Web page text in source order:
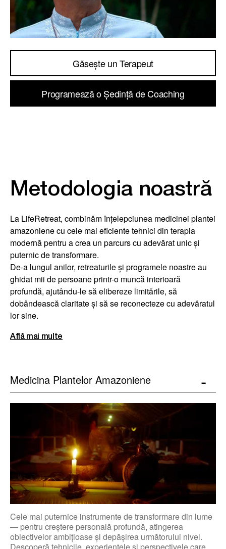
Găsește un Terapeut
Programează o Ședință de Coaching
Metodologia noastră
La LifeRetreat, combinăm înțelepciunea medicinei plantei
amazoniene cu cele mai eficiente tehnici din terapia
modernă pentru a crea un parcurs cu adevărat unic și
puternic de transformare.
De-a lungul anilor, retreaturile și programele noastre au
ghidat mii de persoane printr-o muncă interioară
profundă, ajutându-le să elibereze limitările, să
dobândească claritate și să se reconecteze cu adevăratul
lor sine.
Află mai multe
Medicina Plantelor Amazoniene
Cele mai puternice instrumente de transformare din lume
— pentru creștere personală profundă, atingerea
obiectivelor ambițioase și depășirea următorului nivel.